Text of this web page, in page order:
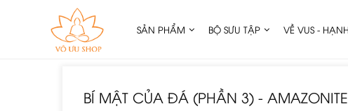
SẢN PHẨM BỘ SƯU TẬP VỀ VUS -
BÍ MẬT CỦA ĐÁ (PHẦN 3) - AMAZONITE